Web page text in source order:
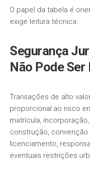
O papel da tabela é
exige leitura técnica.
Segurança
Não Pode Ser
Transações de alto
proporcional ao risco
matrícula,
construção,
licenciamento,
eventuais restrições